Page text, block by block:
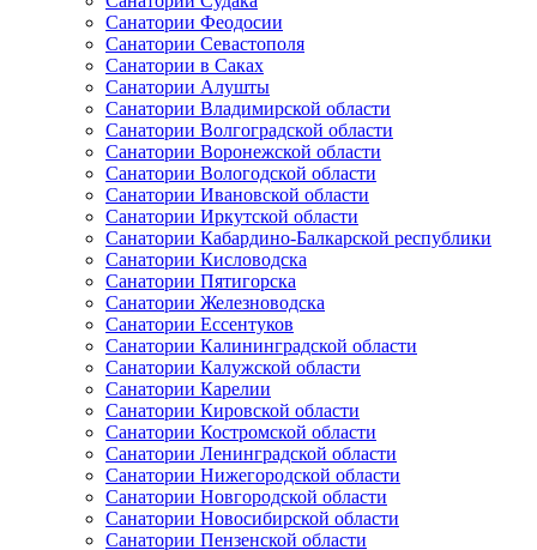
Санатории Феодосии
Санатории Севастополя
Санатории в Саках
Санатории Алушты
Санатории Владимирской области
Санатории Волгоградской области
Санатории Воронежской области
Санатории Вологодской области
Санатории Ивановской области
Санатории Иркутской области
Санатории Кабардино-Балкарской республики
Санатории Кисловодска
Санатории Пятигорска
Санатории Железноводска
Санатории Ессентуков
Санатории Калининградской области
Санатории Калужской области
Санатории Карелии
Санатории Кировской области
Санатории Костромской области
Санатории Ленинградской области
Санатории Нижегородской области
Санатории Новгородской области
Санатории Новосибирской области
Санатории Пензенской области